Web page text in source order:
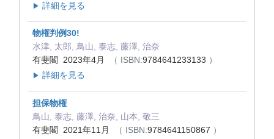
▶ 詳細を見る
物権判例30!
水津, 太郎, 鳥山, 泰志, 藤澤, 治奈
有斐閣 2023年4月
（ ISBN:9784641233133 ）
▶ 詳細を見る
担保物権
鳥山, 泰志, 藤澤, 治奈, 山本, 敬三
有斐閣 2021年11月
（ ISBN:9784641150867 ）